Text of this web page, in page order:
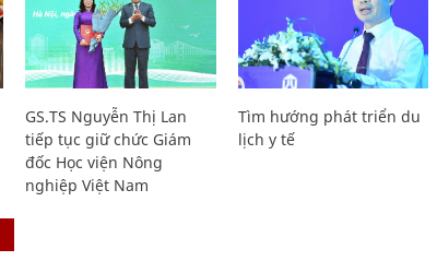
GS.TS Nguyễn Thị Lan
tiếp tục giữ chức Giám
đốc Học viện Nông
nghiệp Việt Nam
Tìm hướng phát triển du
lịch y tế